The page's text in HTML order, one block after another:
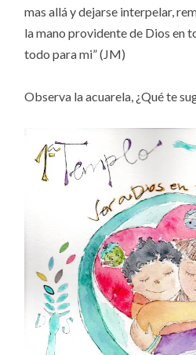
mas allá y dejarse interpelar,
la mano providente de Dios en
todo para mi” (JM)
Observa la acuarela, ¿Qué te